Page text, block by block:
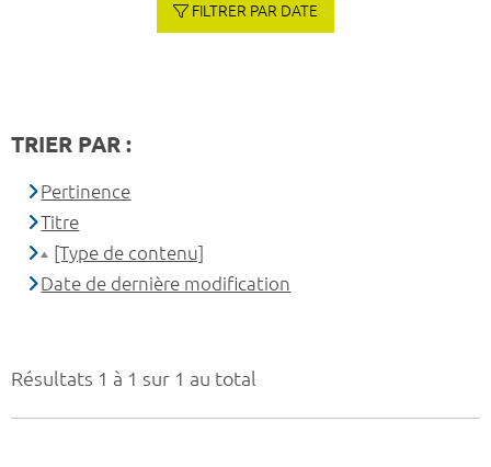
Résultats 1 à 1 sur 1 au total
FILTRER PAR DATE
TRIER PAR :
Pertinence
Titre
[Type de contenu]
Date de dernière modification